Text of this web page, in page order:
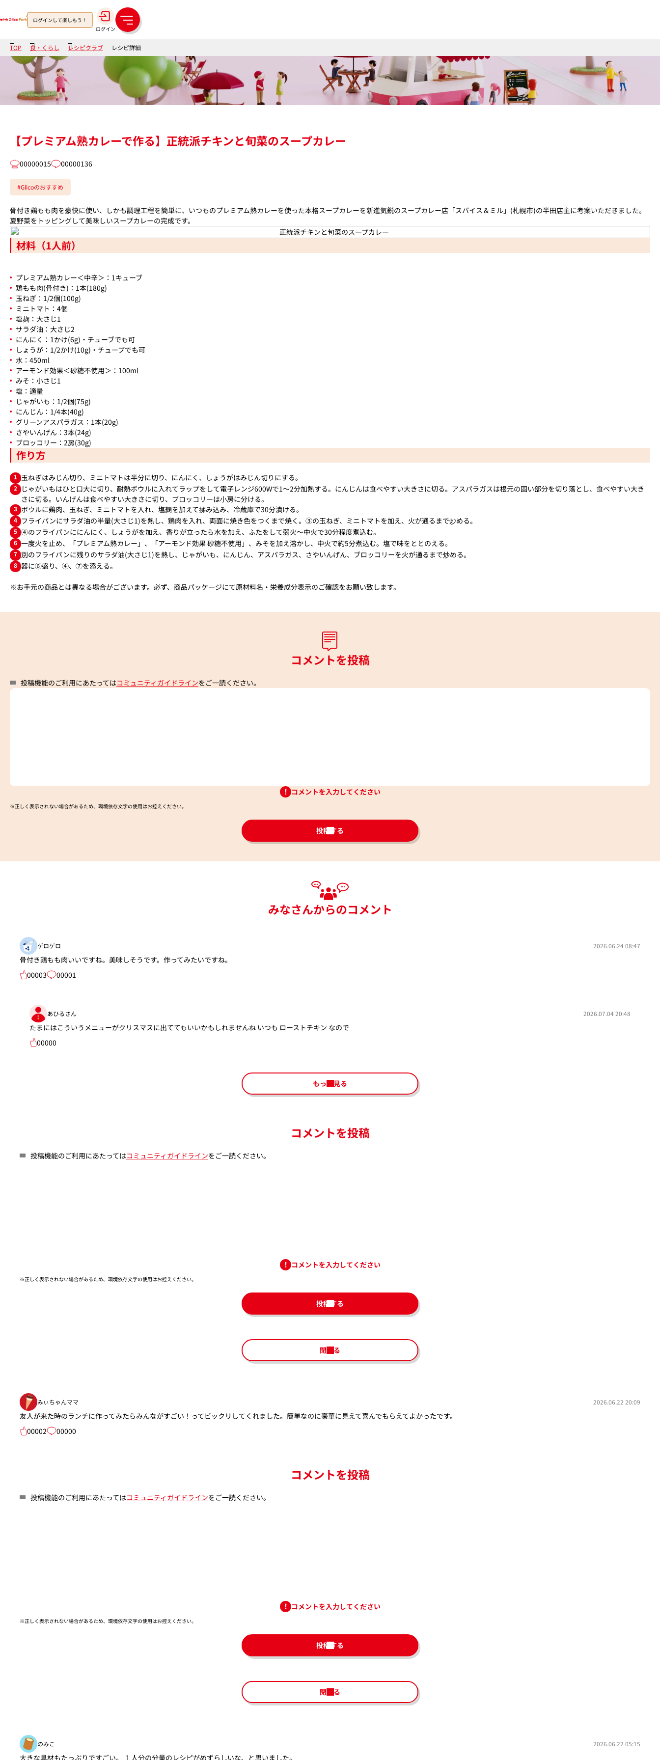
ログインして楽しもう！
ログイン
メ
ニ
ュ
ー
TOP 食・くらし レシピクラブ レシピ詳細
【プレミアム熟カレーで作る】正統派チキンと旬菜のスープカレー
00000015 00000136
#Glicoのおすすめ
骨付き鶏もも肉を豪快に使い、しかも調理工程を簡単に、いつものプレミアム熟カレーを使った本格スープカレーを新進気鋭のスープカレー店「スパイス＆ミル」(札幌市)の半田店主に考案いただきました。
夏野菜をトッピングして美味しいスープカレーの完成です。
材料（1人前）
プレミアム熟カレー＜中辛＞：1キューブ
鶏もも肉(骨付き)：1本(180g)
玉ねぎ：1/2個(100g)
ミニトマト：4個
塩麹：大さじ1
サラダ油：大さじ2
にんにく：1かけ(6g)・チューブでも可
しょうが：1/2かけ(10g)・チューブでも可
水：450ml
アーモンド効果＜砂糖不使用＞：100ml
みそ：小さじ1
塩：適量
じゃがいも：1/2個(75g)
にんじん：1/4本(40g)
グリーンアスパラガス：1本(20g)
さやいんげん：3本(24g)
ブロッコリー：2房(30g)
作り方
1 玉ねぎはみじん切り、ミニトマトは半分に切り、にんにく、しょうがはみじん切りにする。
2
じゃがいもはひと口大に切り、耐熱ボウルに入れてラップをして電子レンジ600Wで1～2分加熱する。にんじんは食べやすい大きさに切る。アスパラガスは根元の固い部分を切り落とし、食べやすい大き
さに切る。いんげんは食べやすい大きさに切り、ブロッコリーは小房に分ける。
3 ボウルに鶏肉、玉ねぎ、ミニトマトを入れ、塩麹を加えて揉み込み、冷蔵庫で30分漬ける。
4 フライパンにサラダ油の半量(大さじ1)を熱し、鶏肉を入れ、両面に焼き色をつくまで焼く。③の玉ねぎ、ミニトマトを加え、火が通るまで炒める。
5 ④のフライパンににんにく、しょうがを加え、香りが立ったら水を加え、ふたをして弱火〜中火で30分程度煮込む。
6 一度火を止め、「プレミアム熟カレー」、「アーモンド効果 砂糖不使用」、みそを加え溶かし、中火で約5分煮込む。塩で味をととのえる。
7 別のフライパンに残りのサラダ油(大さじ1)を熱し、じゃがいも、にんじん、アスパラガス、さやいんげん、ブロッコリーを火が通るまで炒める。
8 器に⑥盛り、④、⑦を添える。
※お手元の商品とは異なる場合がございます。必ず、商品パッケージにて原材料名・栄養成分表示のご確認をお願い致します。
コメントを投稿
投稿機能のご利用にあたってはコミュニティガイドラインをご一読ください。
コメントを入力してください
※正しく表示されない場合があるため、環境依存文字の使用はお控えください。​
投稿する
みなさんからのコメント
ゲロゲロ 2026.06.24 08:47
骨付き鶏もも肉いいですね。美味しそうです。作ってみたいですね。
00003
00001
あひるさん 2026.07.04 20:48
たまにはこういうメニューがクリスマスに出ててもいいかもしれませんね いつも ローストチキン なので
00000
もっと見る
コメントを投稿
投稿機能のご利用にあたってはコミュニティガイドラインをご一読ください。
コメントを入力してください
※正しく表示されない場合があるため、環境依存文字の使用はお控えください。​
投稿する
閉じる
みぃちゃんママ 2026.06.22 20:09
友人が来た時のランチに作ってみたらみんながすごい！ってビックリしてくれました。簡単なのに豪華に見えて喜んでもらえてよかったです。
00002
00000
コメントを投稿
投稿機能のご利用にあたってはコミュニティガイドラインをご一読ください。
コメントを入力してください
※正しく表示されない場合があるため、環境依存文字の使用はお控えください。​
投稿する
閉じる
のみこ 2026.06.22 05:15
大きな具材もたっぷりですごい。 １人分の分量のレシピがめずらしいな、と思いました。